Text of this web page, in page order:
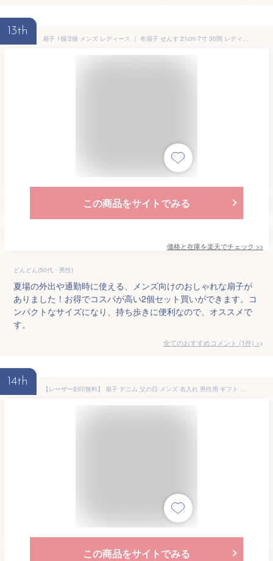
13th
扇子 1個/2個 メンズ レディース ｜ 布扇子 せんす 21cm 7寸 30間 レディース メンズ 男女兼用 折りたたみ うちわ 団扇 和装小物 夏 涼しい 暑さ対策 熱中症対策 節電 エコ ギフト プレゼント 贈り物 販促 粗品 かすみ 紺 金魚 藍
この商品をサイトでみる
価格と在庫を楽天でチェック >>
どんどん(50代・男性)
夏場の外出や通勤時に使える、メンズ向けのおしゃれな扇子が
ありました！お得でコスパが高い2個セット買いができます。コ
ンパクトなサイズになり、持ち歩きに便利なので、オススメで
す。
全てのおすすめコメント (1件) >
14th
【レーザー刻印無料】 扇子 デニム 父の日 メンズ 名入れ 男性用 ギフト モダン 男性 普段使い 天然石 パワーストーン 岡山デニム おしゃれ 日本製 扇ぎやすい 名前入り 扇子袋 親骨 誕生日プレゼント シンプル お土産
この商品をサイトでみる